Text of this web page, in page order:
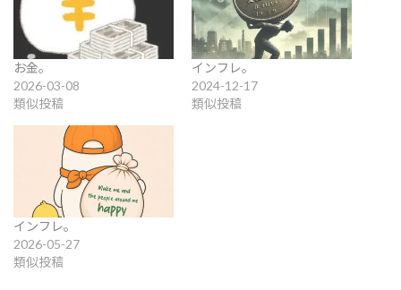
お金。
2026-03-08
類似投稿
インフレ。
2024-12-17
類似投稿
インフレ。
2026-05-27
類似投稿